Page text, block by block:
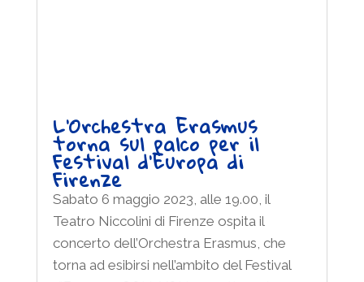
L’Orchestra Erasmus
torna sul palco per il
Festival d’Europa di
Firenze
Sabato 6 maggio 2023, alle 19.00, il
Teatro Niccolini di Firenze ospita il
concerto dell’Orchestra Erasmus, che
torna ad esibirsi nell’ambito del Festival
d’Europa – SOU4YOU 2023. L’evento